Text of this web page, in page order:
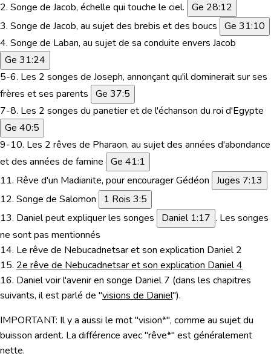
2. Songe de Jacob, échelle qui touche le ciel. Ge 28:12
3. Songe de Jacob, au sujet des brebis et des boucs Ge 31:10
4. Songe de Laban, au sujet de sa conduite envers Jacob
Ge 31:24
5-6. Les 2 songes de Joseph, annonçant qu'il dominerait sur ses
frères et ses parents Ge 37:5
7-8. Les 2 songes du panetier et de l'échanson du roi d'Egypte
Ge 40:5
9-10. Les 2 rêves de Pharaon, au sujet des années d'abondance
et des années de famine Ge 41:1
11. Rêve d'un Madianite, pour encourager Gédéon Juges 7:13
12. Songe de Salomon
1 Rois 3:5
13. Daniel peut expliquer les songes Daniel 1:17 . Les songes
ne sont pas mentionnés
14. Le rêve de Nebucadnetsar et son explication Daniel 2
15. 2e rêve de Nebucadnetsar et son explication Daniel 4
16. Daniel voir l'avenir en songe Daniel 7 (dans les chapitres
suivants, il est parlé de "visions de Daniel").
IMPORTANT: Il y a aussi le mot "vision*", comme au sujet du
buisson ardent. La différence avec "rêve*" est généralement
nette.